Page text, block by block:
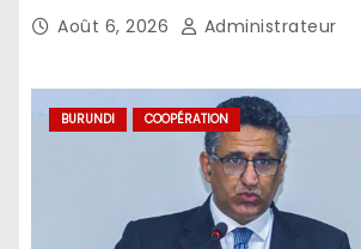
Août 6, 2026 Administrateur
BURUNDI COOPÉRATION